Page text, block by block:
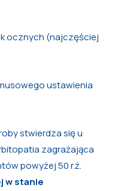
ocznych (najczęściej
ustawienia
stwierdza się u
zagrażająca
powyżej 50 r.ż.
w stanie